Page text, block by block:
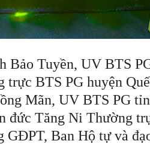
Bảo Tuyền, UV BTS
trực BTS PG huyện
Mãn, UV BTS PG
đức Tăng Ni Thường
GĐPT, Ban Hộ tự và